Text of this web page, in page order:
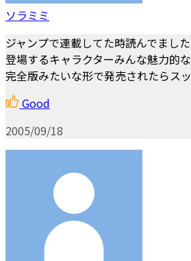
ソラミミ
ジャンプで連載してた時読んでました
登場するキャラクターみんな魅力的
完全版みたいな形で発売されたらス
Good
2005/09/18